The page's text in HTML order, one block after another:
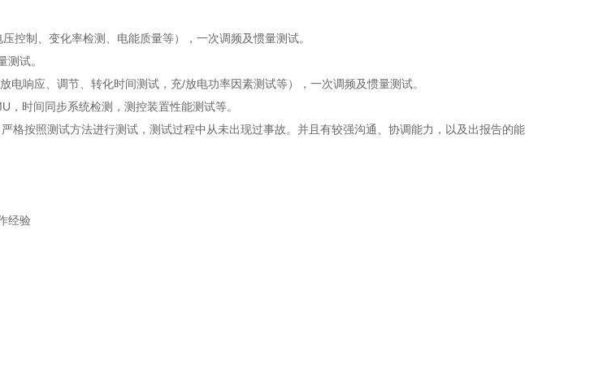
控制、变化率检测、电能质量等），一次调频及惯量测试。
测试。
电响应、调节、转化时间测试，充/放电功率因素测试等），一次调频及惯量测试。
，时间同步系统检测，测控装置性能测试等。
格按照测试方法进行测试，测试过程中从未出现过事故。并且有较强沟通、协调能力，以及出报告的能
经验